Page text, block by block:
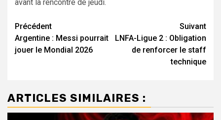
avant la rencontre de jeudi.
Navigation
d’article
Précédent
Argentine : Messi pourrait
jouer le Mondial 2026
Suivant
LNFA-Ligue 2 : Obligation
de renforcer le staff
technique
ARTICLES SIMILAIRES :